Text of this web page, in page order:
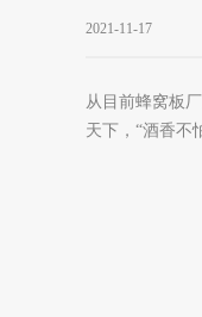
新需以变应
2021-11-17
从目前蜂窝板
天下，“酒香不
在“营销红眼